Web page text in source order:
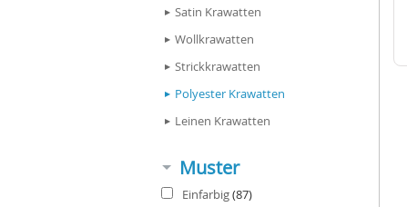
Damentücher
Satin Krawatten
Wollkrawatten
Strickkrawatten
Polyester Krawatten
Leinen Krawatten
Muster
Einfarbig(87)